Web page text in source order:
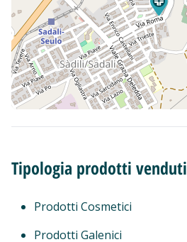
Tipologia prodotti venduti
Prodotti Cosmetici
Prodotti Galenici